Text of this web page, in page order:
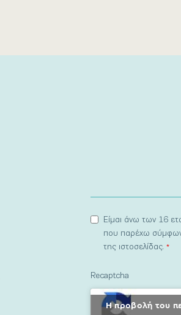
Είμαι άνω των 16
που παρέχω
της ιστοσελίδας.*
Recaptcha
Η προβολή του